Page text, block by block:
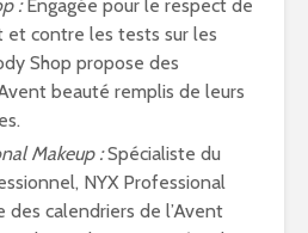
:Engagée pour le respect de
et contre les tests sur les
Shop propose des
beauté remplis de leurs
Makeup :Spécialiste du
NYX Professional
des calendriers de l’Avent